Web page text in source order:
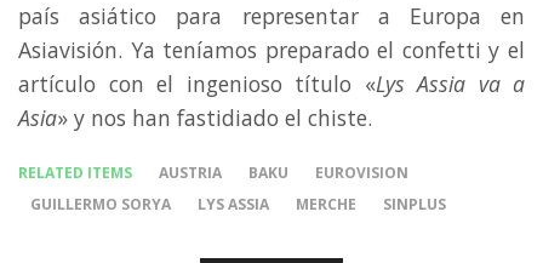
país asiático para representar a Europa en
Asiavisión. Ya teníamos preparado el confetti y el
artículo con el ingenioso título «Lys Assia va a
Asia» y nos han fastidiado el chiste.
RELATED ITEMS AUSTRIA BAKU
EUROVISION
GUILLERMO SORYA
LYS ASSIA MERCHE SINPLUS